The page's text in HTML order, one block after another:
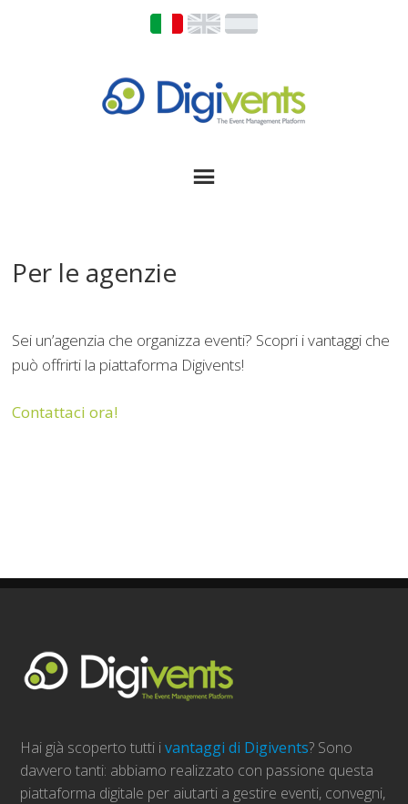
Per le agenzie
Sei un’agenzia che organizza eventi? Scopri i vantaggi che
può offrirti la piattaforma Digivents!
Contattaci ora!
Hai già scoperto tutti ivantaggi di Digivents? Sono
davvero tanti: abbiamo realizzato con passione questa
piattaforma digitale per aiutarti a gestire eventi, convegni,